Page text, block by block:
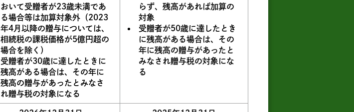
おいて受贈者が23歳未満であ
る場合等は加算対象外（2023
年4月以降の贈与については、
相続税の課税価格が5億円超の
場合を除く）
受贈者が30歳に達したときに
残高がある場合は、その年に
残高の贈与があったとみなさ
れ贈与税の対象になる
らず、残高があれば加算の
対象
受贈者が50歳に達したとき
に残高がある場合は、その
年に残高の贈与があったと
みなされ贈与税の対象にな
る